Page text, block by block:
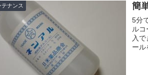
テナンス 簡
5分
ル
入
ール